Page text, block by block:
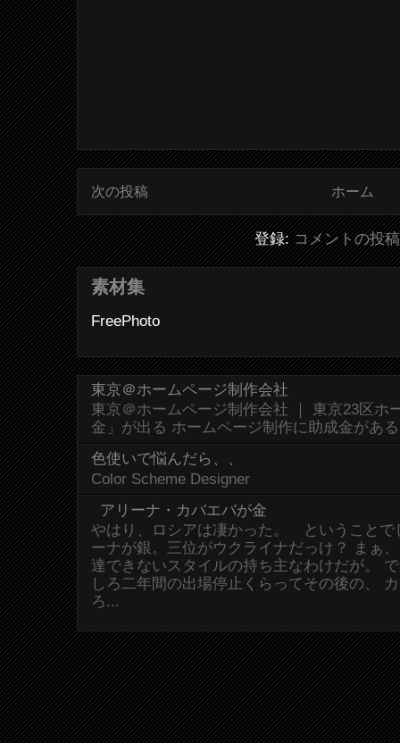
次の投稿 ホーム
登録:コメントの投
素材集
FreePhoto
東京＠ホームページ制作会社
東京＠ホームページ制作会社 ｜ 東京23区ホ
金」が出る ホームページ制作に助成金があ
色使いで悩んだら、、
Color Scheme Designer
アリーナ・カバエバが金
やはり、ロシアは凄かった。 ということで
ーナが銀。三位がウクライナだっけ？ まぁ
達できないスタイルの持ち主なわけだが。
しろ二年間の出場停止くらってその後の、
ろ...